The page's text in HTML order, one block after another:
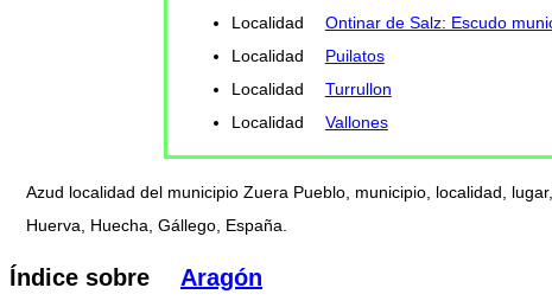
Localidad
Ontinar de Salz: Escudo
Localidad
Puilatos
Localidad
Turrullon
Localidad
Vallones
Azud localidad del municipio Zuera Pueblo, municipio, localidad,
Huerva, Huecha, Gállego, España.
Índice sobre Aragón